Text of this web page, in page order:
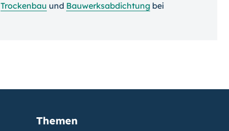
Trockenbau und Bauwerksabdichtung bei
Themen